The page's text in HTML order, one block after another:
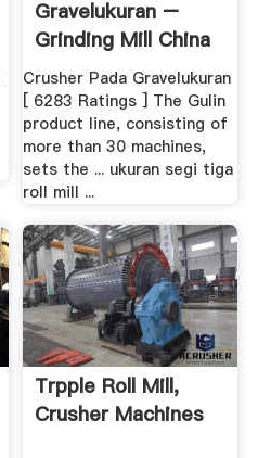
Gravelukuran –
Grinding Mill China
Crusher Pada Gravelukuran
[ 6283 Ratings ] The Gulin
product line, consisting of
more than 30 machines,
sets the ... ukuran segi tiga
roll mill ...
Trpple Roll Mill,
Crusher Machines